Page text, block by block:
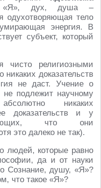
«Я», дух, душа –
одухотворяющая тело
энергия. В
субъект, который
чисто религиозными
доказательств
не даст. Учение о
подлежит научному
никаких
доказательств и у
что они
это далеко не так).
людей, которые равно
да и от науки
Сознание, душу, «Я»?
что такое «Я»?